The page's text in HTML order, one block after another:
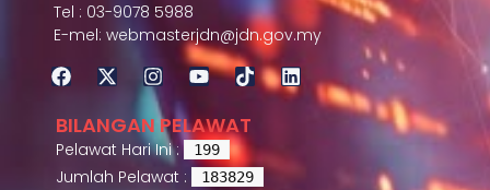
Tel : 03-9078 5988
E-mel: webmasterjdn@jdn.gov.my
BILANGAN PELAWAT
Pelawat Hari Ini : 199
Jumlah Pelawat : 183829